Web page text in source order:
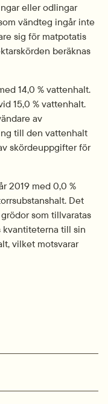
eller odlingar
vändteg ingår inte
sig för matpotatis
beräknas
14,0 % vattenhalt.
15,0 % vattenhalt.
av
till den vattenhalt
skördeuppgifter för
2019 med 0,0 %
Det
som tillvaratas
kvantiteterna till sin
vilket motsvarar
kB.